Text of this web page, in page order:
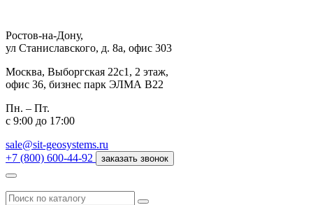
Ростов-на-Дону,
ул Станиславского, д. 8а, офис 303
Москва, Выборгская 22с1, 2 этаж,
офис 36, бизнес парк ЭЛМА В22
Пн. – Пт.
с 9:00 до 17:00
sale@sit-geosystems.ru
+7 (800) 600-44-92
заказать звонок